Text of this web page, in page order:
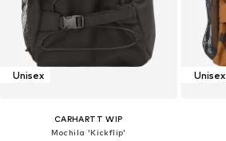
Unisex
CARHARTT WIP
Mochila 'Kickflip'
Unisex